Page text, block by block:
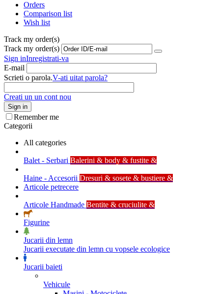
Orders
Comparison list
Wish list
Track my order(s)
Track my order(s)
Sign inInregistrati-va
E-mail
Scrieti o parola.V-ati uitat parola?
Creati un un cont nou
Sign in
Remember me
Categorii
All categories
Balet - Serbari Balerini & body & fustite &
Haine - Accesorii Dresuri & sosete & bustiere &
Articole petrecere
Articole Handmade Bentite & cruciulite &
Figurine
Jucarii din lemn
Jucarii executate din lemn cu vopsele ecologice
Jucarii baieti
Vehicule